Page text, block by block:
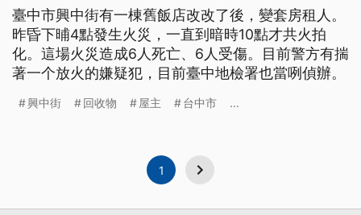
臺中市興中街有一棟舊飯店改改了後，變套房租人。
昨昏下晡4點發生火災，一直到暗時10點才共火拍
化。這場火災造成6人死亡、6人受傷。目前警方有揣
著一个放火的嫌疑犯，目前臺中地檢署也當咧偵辦。
興中街 回收物 屋主 台中市 ...
1